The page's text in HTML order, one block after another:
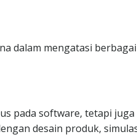
dalam mengatasi
pada software, tetapi
desain produk,